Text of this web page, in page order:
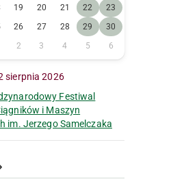
19 20 21 22
23
26 27 28 29
30
2 3 4 5 6
sierpnia 2026
Festiwal
i Maszyn
im. Jerzego Samelczaka